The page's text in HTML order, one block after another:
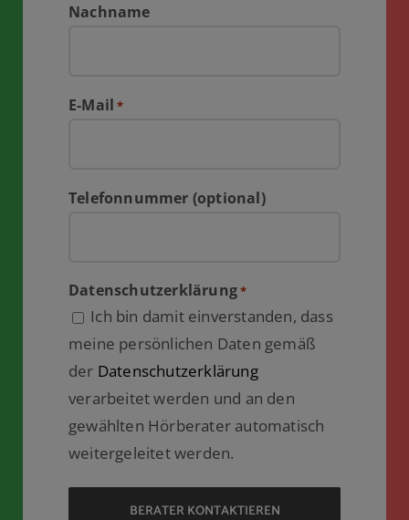
Nachname
E-Mail *
Telefonnummer (optional)
Datenschutzerklärung*
Ich bin damit einverstanden, dass
meine persönlichen Daten gemäß
der Datenschutzerklärung
verarbeitet werden und an den
gewählten Hörberater automatisch
weitergeleitet werden.